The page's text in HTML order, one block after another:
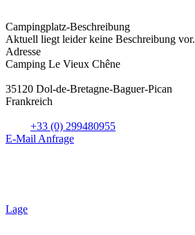
Campingplatz-Beschreibung
Aktuell liegt leider keine Beschreibung vor.
Adresse
Camping Le Vieux Chêne
35120 Dol-de-Bretagne-Baguer-Pican
Frankreich
+33 (0) 299480955
E-Mail Anfrage
Lage